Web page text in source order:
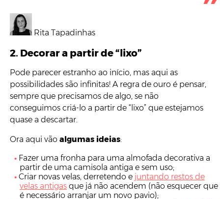
Rita Tapadinhas
2. Decorar a partir de “lixo”
Pode parecer estranho ao início, mas aqui as
possibilidades são infinitas! A regra de ouro é pensar,
sempre que precisamos de algo, se não
conseguimos criá-lo a partir de “lixo” que estejamos
quase a descartar.
Ora aqui vão algumas ideias:
Fazer uma fronha para uma almofada decorativa a
partir de uma camisola antiga e sem uso;
Criar novas velas, derretendo e juntando restos de
velas antigas que já não acendem (não esquecer que
é necessário arranjar um novo pavio);